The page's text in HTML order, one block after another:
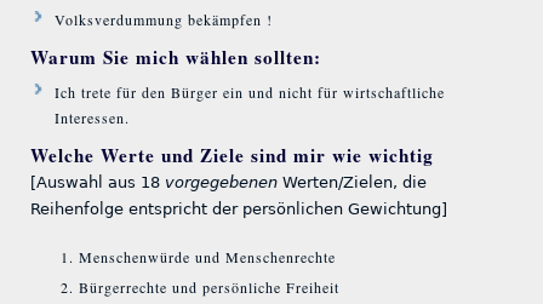
Volksverdummung bekämpfen !
Warum Sie mich wählen sollten:
Ich trete für den Bürger ein und nicht für wirtschaftliche
Interessen.
Welche Werte und Ziele sind mir wie wichtig
[Auswahl aus 18 vorgegebenen Werten/Zielen, die
Reihenfolge entspricht der persönlichen Gewichtung]
Menschenwürde und Menschenrechte
Bürgerrechte und persönliche Freiheit